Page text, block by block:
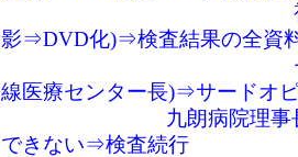
視&ルゴール染
影⇒DVD化)⇒検査結果の全資
セカンドオピニ
線医療センター長)⇒サードオ
九朗病院理事長)⇒疑
できない⇒検査続行